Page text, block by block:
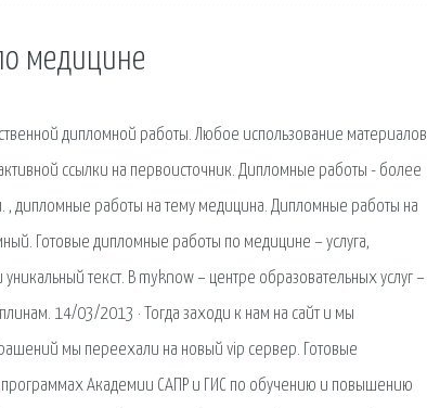
медицине
дипломной работы. Любое использование материалов
ссылки на первоисточник. Дипломные работы - более
дипломные работы на тему медицина. Дипломные работы на
Готовые дипломные работы по медицине – услуга,
текст. В myknow – центре образовательных услуг –
14/03/2013 · Тогда заходи к нам на сайт и мы
мы переехали на новый vip сервер. Готовые
Академии САПР и ГИС по обучению и повышению